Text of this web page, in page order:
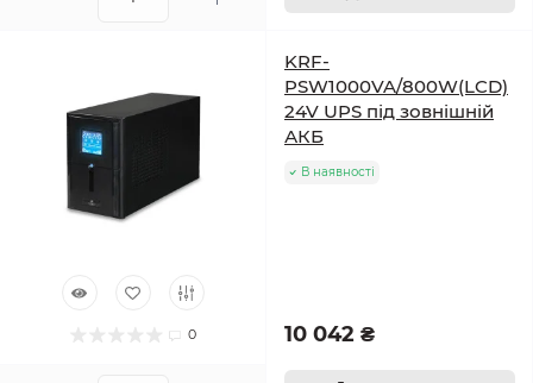
0
KRF-
PSW1000VA/800W(LCD)
24V UPS під зовнішній
АКБ
В наявності
10 042 ₴